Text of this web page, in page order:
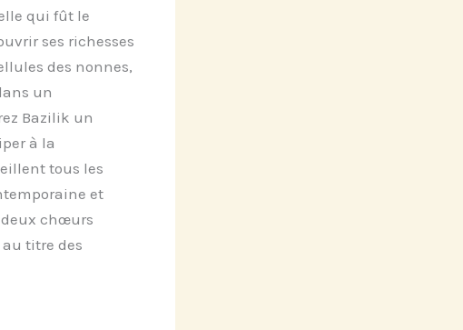
qui fût le
ses richesses
des nonnes,
un
Bazilik un
à la
tous les
et
deux chœurs
titre des